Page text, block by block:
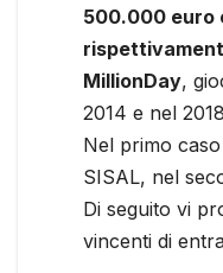
500.000 euro
MillionDay,
2014 e nel
Nel primo
SISAL, nel
Di seguito vi
vincenti di